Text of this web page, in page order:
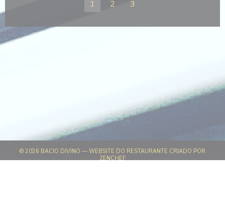
1 2 3
© 2026 BACIO DIVINO — WEBSITE DO RESTAURANTE CRIADO POR
ZENCHEF((ABRE NUMA NOVA JANELA))